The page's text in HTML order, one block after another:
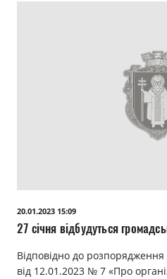
20.01.2023 15:09
27 січня
Відповідно до розпорядження
від 12.01.2023 № 7 «Про